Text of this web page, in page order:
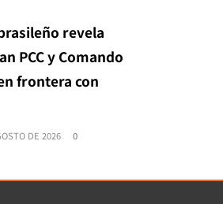
revela
PCC y Comando
frontera con
DE 2026 0